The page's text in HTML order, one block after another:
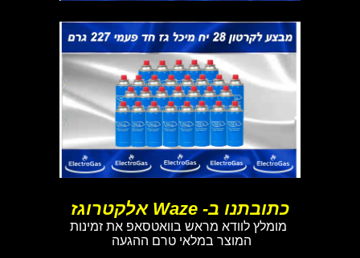
כתובתנו ב- Waze אלקטרוגז
מומלץ לוודא מראש בוואטסאפ את זמינות
המוצר במלאי טרם ההגעה